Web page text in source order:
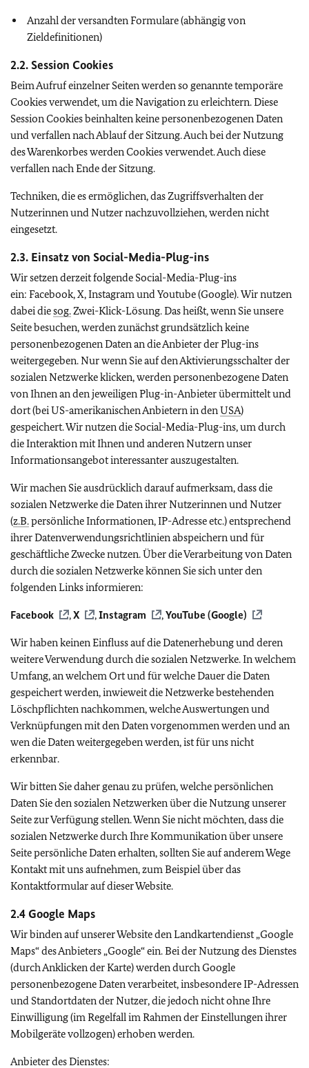
Anzahl der versandten Formulare (abhängig von
Zieldefinitionen)
2.2. Session Cookies
Beim Aufruf einzelner Seiten werden so genannte temporäre
Cookies verwendet, um die Navigation zu erleichtern. Diese
Session Cookies beinhalten keine personenbezogenen Daten
und verfallen nach Ablauf der Sitzung. Auch bei der Nutzung
des Warenkorbes werden Cookies verwendet. Auch diese
verfallen nach Ende der Sitzung.
Techniken, die es ermöglichen, das Zugriffsverhalten der
Nutzerinnen und Nutzer nachzuvollziehen, werden nicht
eingesetzt.
2.3. Einsatz von Social-Media-Plug-ins
Wir setzen derzeit folgende Social-Media-Plug-ins
ein: Facebook, X, InstagramundYoutube (Google).Wir nutzen
dabei diesog.Zwei-Klick-Lösung. Das heißt, wenn Sie unsere
Seite besuchen, werden zunächst grundsätzlich keine
personenbezogenen Daten an die Anbieter derPlug-ins
weitergegeben. Nur wenn Sie auf den Aktivierungsschalter der
sozialen Netzwerke klicken, werden personenbezogene Daten
von Ihnen an den jeweiligenPlug-in-Anbieter übermittelt und
dort (bei US-amerikanischen Anbietern in denUSA)
gespeichert. Wir nutzen die Social-Media-Plug-ins, um durch
die Interaktion mit Ihnen und anderen Nutzern unser
Informationsangebot interessanter auszugestalten.
Wir machen Sie ausdrücklich darauf aufmerksam, dass die
sozialen Netzwerke die Daten ihrer Nutzerinnen und Nutzer
(z.B.persönliche Informationen, IP-Adresse etc.) entsprechend
ihrer Datenverwendungsrichtlinien abspeichern und für
geschäftliche Zwecke nutzen. Über die Verarbeitung von Daten
durch die sozialen Netzwerke können Sie sich unter den
folgenden Links informieren:
Facebook ,X ,Instagram ,YouTube (Google)
Wir haben keinen Einfluss auf die Datenerhebung und deren
weitere Verwendung durch die sozialen Netzwerke. In welchem
Umfang, an welchem Ort und für welche Dauer die Daten
gespeichert werden, inwieweit die Netzwerke bestehenden
Löschpflichten nachkommen, welche Auswertungen und
Verknüpfungen mit den Daten vorgenommen werden und an
wen die Daten weitergegeben werden, ist für uns nicht
erkennbar.
Wir bitten Sie daher genau zu prüfen, welche persönlichen
Daten Sie den sozialen Netzwerken über die Nutzung unserer
Seite zur Verfügung stellen. Wenn Sie nicht möchten, dass die
sozialen Netzwerke durch Ihre Kommunikation über unsere
Seite persönliche Daten erhalten, sollten Sie auf anderem Wege
Kontakt mit uns aufnehmen, zum Beispiel über das
Kontaktformular auf dieser Website.
2.4Google Maps
Wir binden auf unserer Website den Landkartendienst „Google
Maps“ des Anbieters „Google“ ein. Bei der Nutzung des Dienstes
(durch Anklicken der Karte) werden durchGoogle
personenbezogene Daten verarbeitet, insbesondere IP-Adressen
und Standortdaten der Nutzer, die jedoch nicht ohne Ihre
Einwilligung (im Regelfall im Rahmen der Einstellungen ihrer
Mobilgeräte vollzogen) erhoben werden.
Anbieter des Dienstes: